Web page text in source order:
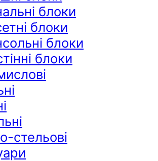
блоки
блоки
блоки
блоки
стельові